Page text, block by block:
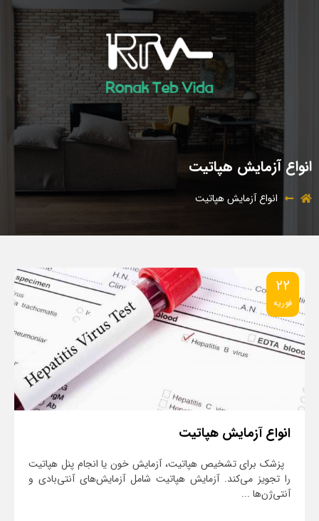
انواع آزمایش هپاتیت
انواع آزمایش هپاتیت
22
فوریه
انواع آزمایش هپاتیت
پزشک برای تشخیص هپاتیت، آزمایش خون یا انجام پنل هپاتیت
را تجویز می‌کند. آزمایش هپاتیت شامل آزمایش‌های آنتی‌بادی و
آنتی‌ژن‌ها ...